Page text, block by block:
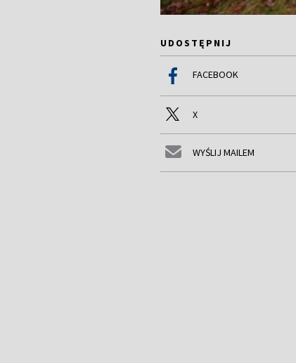
UDOSTĘPNIJ
FACEBOOK
X
WYŚLIJ MAILEM